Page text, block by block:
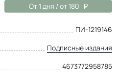
От 1 дня / от 180
ПИ-1219146
Подписные издания
4673772958785